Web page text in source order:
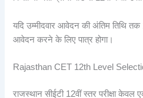
यदि उम्मीदवार आवेदन की अंतिम तिथि
आवेदन करने के लिए पात्र होगा।
Rajasthan CET 12th Level
राजस्थान सीईटी 12वीं स्तर परीक्षा केवल